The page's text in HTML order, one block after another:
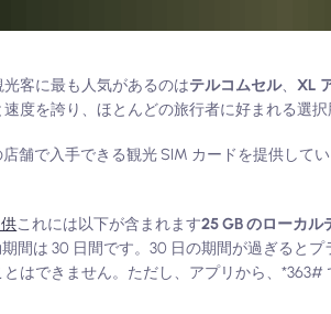
客に最も人気があるのはテルコムセル、XL
度を誇り、ほとんどの旅行者に好まれる選択
舗で入手できる観光 SIM カードを提供して
これには以下が含まれます25 GB のローカ
間は 30 日間です。30 日の期間が過ぎると
はできません。ただし、アプリから、